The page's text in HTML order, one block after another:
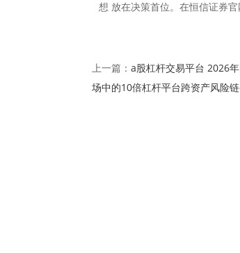
想 放在决策首位。在恒信证券
上一篇： a股杠杆交易平台 2026
场中的10倍杠杆平台跨资产风险